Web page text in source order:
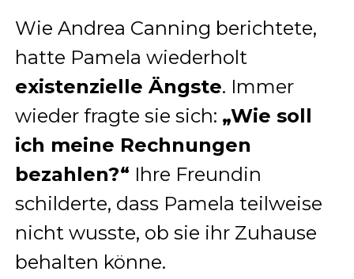
Wie Andrea Canning berichtete,
hatte Pamela wiederholt
existenzielle Ängste. Immer
wieder fragte sie sich: „Wie soll
ich meine Rechnungen
bezahlen?“ Ihre Freundin
schilderte, dass Pamela teilweise
nicht wusste, ob sie ihr Zuhause
behalten könne.